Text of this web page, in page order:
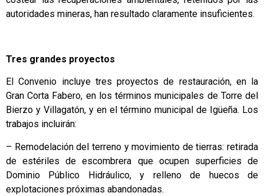
autoridades mineras, han resultado claramente insuficientes.
Tres grandes proyectos
El Convenio incluye tres proyectos de restauración, en la
Gran Corta Fabero, en los términos municipales de Torre del
Bierzo y Villagatón, y en el término municipal de Igüeña. Los
trabajos incluirán:
– Remodelación del terreno y movimiento de tierras: retirada
de estériles de escombrera que ocupen superficies de
Dominio Público Hidráulico, y relleno de huecos de
explotaciones próximas abandonadas.